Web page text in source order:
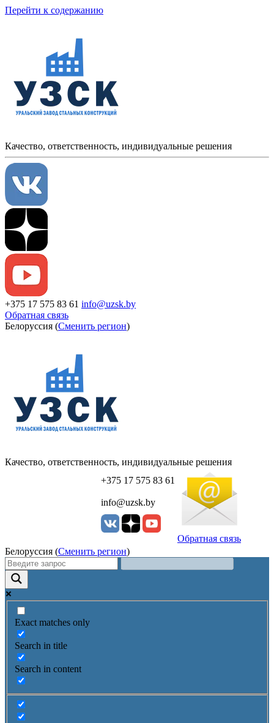
Перейти к содержанию
Качество, ответственность, индивидуальные решения
+375 17 575 83 61 info@uzsk.by
Обратная связь
Белоруссия (Сменить регион)
Качество, ответственность, индивидуальные решения
+375 17 575 83 61
info@uzsk.by
Обратная связь
Белоруссия (Сменить регион)
Exact matches only
Search in title
Search in content